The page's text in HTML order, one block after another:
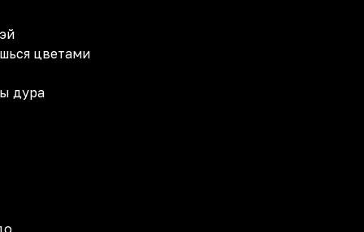
цветами
дура